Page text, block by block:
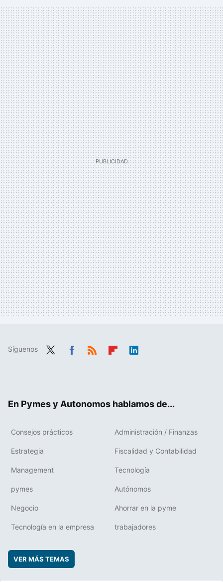
Síguenos
En Pymes y Autonomos hablamos de...
Consejos prácticos Administración / Finanzas
Estrategia Fiscalidad y Contabilidad
Management Tecnología
pymes Autónomos
Negocio Ahorrar en la pyme
Tecnología en la empresa trabajadores
VER MÁS TEMAS